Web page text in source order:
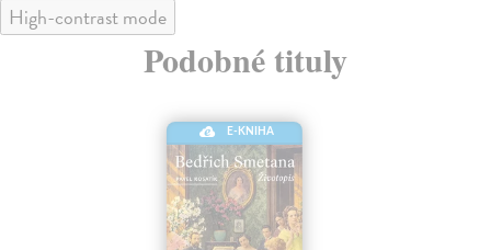
High-contrast mode
Podobné tituly
E-KNIHA